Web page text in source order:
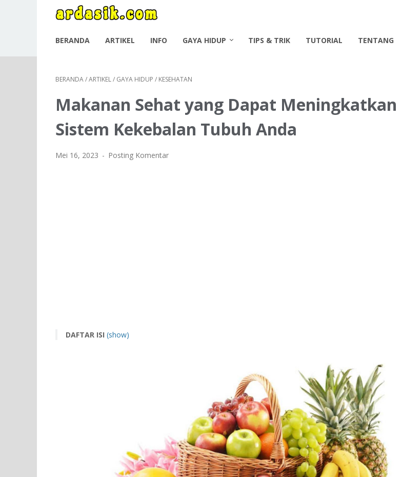
BERANDA ARTIKEL INFO GAYA HIDUP TIPS & TRIK TUTORIAL TENTANG
BERANDA/ARTIKEL/ GAYA HIDUP / KESEHATAN
Makanan Sehat yang Dapat Meningkatkan
Sistem Kekebalan Tubuh Anda
Mei 16, 2023 Posting Komentar
DAFTAR ISI (show)
Makanan Sehat yang Dapat Meningkatkan Sistem Kekebalan Tubuh Anda
Pertanyaan Umum tentang Makanan Sehat yang Dapat Meningkatkan Sistem Kekebalan Tubuh